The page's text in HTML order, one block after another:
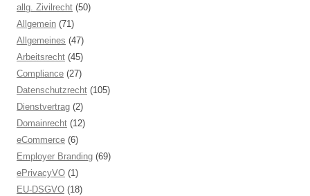
allg. Zivilrecht (50)
Allgemein (71)
Allgemeines (47)
Arbeitsrecht (45)
Compliance (27)
Datenschutzrecht (105)
Dienstvertrag (2)
Domainrecht (12)
eCommerce (6)
Employer Branding (69)
ePrivacyVO (1)
EU-DSGVO (18)